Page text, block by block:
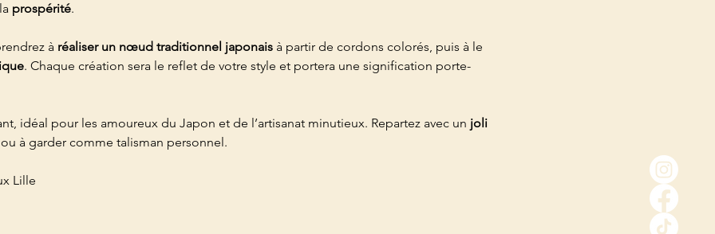
prospérité.
à réaliser un nœud traditionnel japonais à partir de cordons colorés, puis à le
. Chaque création sera le reflet de votre style et portera une signification porte-
idéal pour les amoureux du Japon et de l’artisanat minutieux. Repartez avec un joli
à garder comme talisman personnel.
Lille